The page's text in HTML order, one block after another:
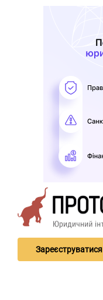
Зареєструватися